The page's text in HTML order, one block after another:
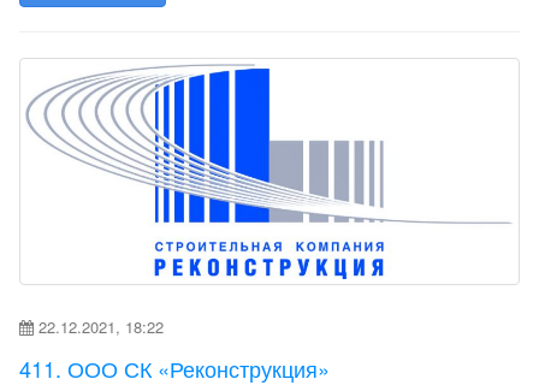
22.12.2021, 18:22
411. ООО СК «Реконструкция»